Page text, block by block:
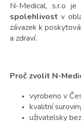
N-Medical, s.r.o je
spolehlivost v
závazek k
a zdraví.
Proč zvolit N-
vyrobeno v
kvalitní
uživatelsky